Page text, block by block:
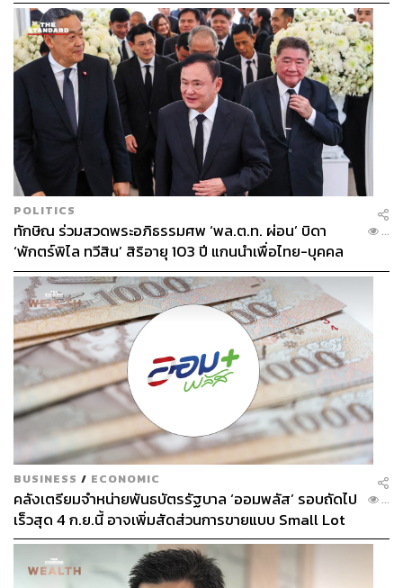
POLITICS
ทักษิณ ร่วมสวดพระอภิธรรมศพ ‘พล.ต.ท. ผ่อน’ บิดา
‘พักตร์พิไล ทวีสิน’ สิริอายุ 103 ปี แกนนำเพื่อไทย-บุคคล
หลากวงการร่วมอาลัย
...
BUSINESS / ECONOMIC
คลังเตรียมจำหน่ายพันธบัตรรัฐบาล ‘ออมพลัส’ รอบถัดไป
เร็วสุด 4 ก.ย.นี้ อาจเพิ่มสัดส่วนการขายแบบ Small Lot
First มากขึ้น
...